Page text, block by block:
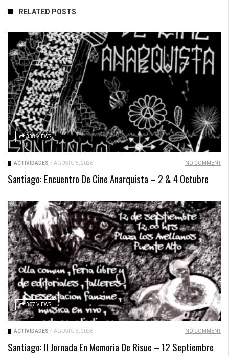
RELATED POSTS
338 VIEWS
ACTIVIDADES / AGOSTO 5, 2026 NO COMMENT
Santiago: Encuentro De Cine Anarquista – 2 & 4 Octubre
307 VIEWS
ACTIVIDADES / AGOSTO 3, 2026 NO COMMENT
Santiago: II Jornada En Memoria De Risue – 12 Septiembre